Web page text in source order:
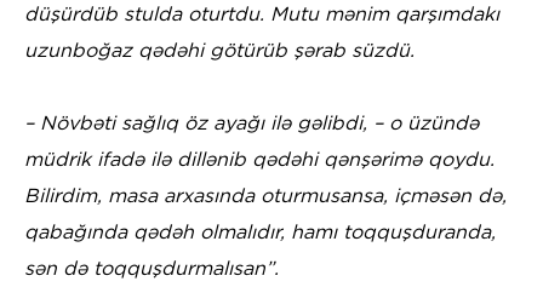
düşürdüb stulda oturtdu. Mutu mənim qarşımdakı
uzunboğaz qədəhi götürüb şərab süzdü.
– Növbəti sağlıq öz ayağı ilə gəlibdi, – o üzündə
müdrik ifadə ilə dillənib qədəhi qənşərimə qoydu.
Bilirdim, masa arxasında oturmusansa, içməsən də,
qabağında qədəh olmalıdır, hamı toqquşduranda,
sən də toqquşdurmalısan”.